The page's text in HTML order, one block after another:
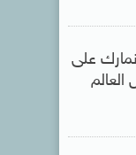
على
العالم